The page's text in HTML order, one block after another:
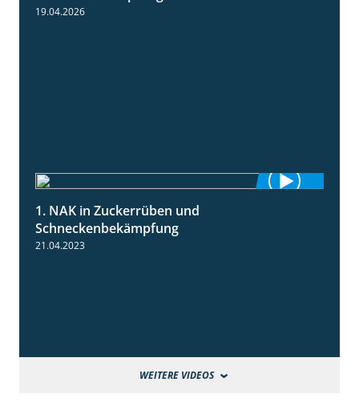
19.04.2026
1. NAK in Zuckerrüben und
Schneckenbekämpfung
21.04.2023
WEITERE VIDEOS